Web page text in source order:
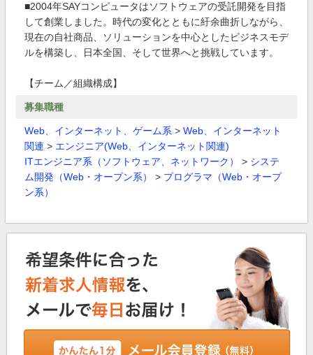
■2004年SAYコンピュータはソフトウェアの受託開発を目指
して創業しました。時代の変化とともに紆余曲折しながら、
現在の自社商品、ソリューションを中心としたビジネスモデ
ルを構築し、日本全国、そして世界へと挑戦しています。
【チーム／組織構成】
募集職種
Web、インターネット、ゲーム系 > Web、インターネット
関連 > エンジニア(Web、インターネット関連)
ITエンジニア系（ソフトウェア、ネットワーク）
> システ
ム開発（Web・オープン系）
> プログラマ（Web・オープ
ン系）